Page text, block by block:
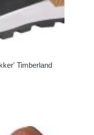
Timberland